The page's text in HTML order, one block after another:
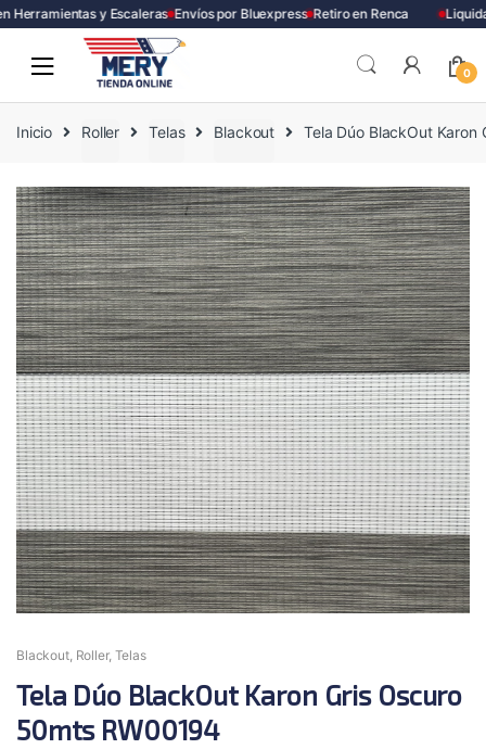
y Escaleras Envíos por Bluexpress Retiro en Renca
0
Inicio Roller Telas Blackout Tela Dúo BlackOut Karon
Blackout, Roller, Telas
Tela Dúo BlackOut Karon Gris Oscuro
50mts RW00194